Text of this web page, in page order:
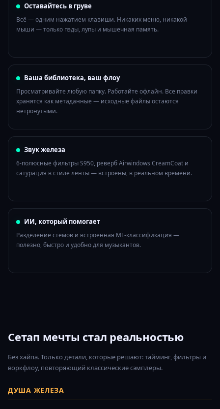
Оставайтесь в груве
Всё — одним нажатием клавиши. Никаких меню, никакой
мыши — только пэды, лупы и мышечная память.
Ваша библиотека, ваш флоу
Просматривайте любую папку. Работайте офлайн. Все правки
хранятся как метаданные — исходные файлы остаются
нетронутыми.
Звук железа
6‑полюсные фильтры S950, реверб Airwindows CreamCoat и
сатурация в стиле ленты — встроены, в реальном времени.
ИИ, который помогает
Разделение стемов и встроенная ML-классификация —
полезно, быстро и удобно для музыкантов.
Сетап мечты стал реальностью
Без хайпа. Только детали, которые решают: тайминг, фильтры и
воркфлоу, повторяющий классические сэмплеры.
ДУША ЖЕЛЕЗА